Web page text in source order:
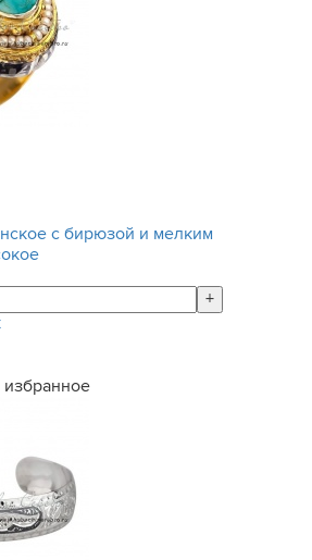
с бирюзой и мелким
+
избранное